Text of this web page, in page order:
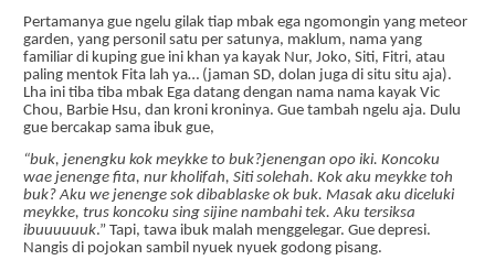
Pertamanya gue ngelu gilak tiap mbak ega ngomongin yang meteor
garden, yang personil satu per satunya, maklum, nama yang
familiar di kuping gue ini khan ya kayak Nur, Joko, Siti, Fitri, atau
paling mentok Fita lah ya… (jaman SD, dolan juga di situ situ aja).
Lha ini tiba tiba mbak Ega datang dengan nama nama kayak Vic
Chou, Barbie Hsu, dan kroni kroninya. Gue tambah ngelu aja. Dulu
gue bercakap sama ibuk gue,
“buk, jenengku kok meykke to buk?jenengan opo iki. Koncoku
wae jenenge fita, nur kholifah, Siti solehah. Kok aku meykke toh
buk? Aku we jenenge sok dibablaske ok buk. Masak aku diceluki
meykke, trus koncoku sing sijine nambahi tek. Aku tersiksa
ibuuuuuuk.” Tapi, tawa ibuk malah menggelegar. Gue depresi.
Nangis di pojokan sambil nyuek nyuek godong pisang.